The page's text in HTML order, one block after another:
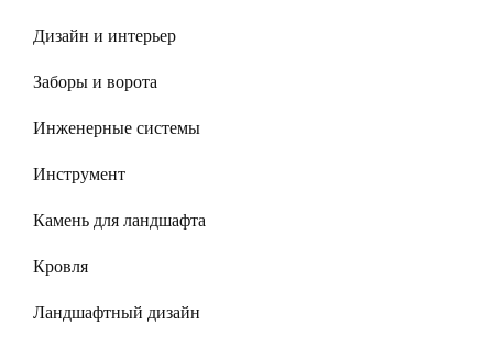
Дизайн и интерьер
Заборы и ворота
Инженерные системы
Инструмент
Камень для ландшафта
Кровля
Ландшафтный дизайн